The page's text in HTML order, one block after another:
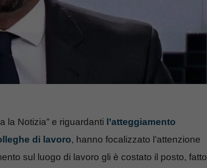
la Notizia” e riguardanti l’atteggiamento
di lavoro, hanno focalizzato l’attenzione
sul luogo di lavoro gli è costato il posto, fatto